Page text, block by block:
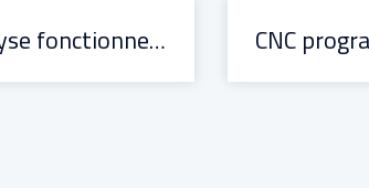
Analyse fonctionnelle et organique CNC